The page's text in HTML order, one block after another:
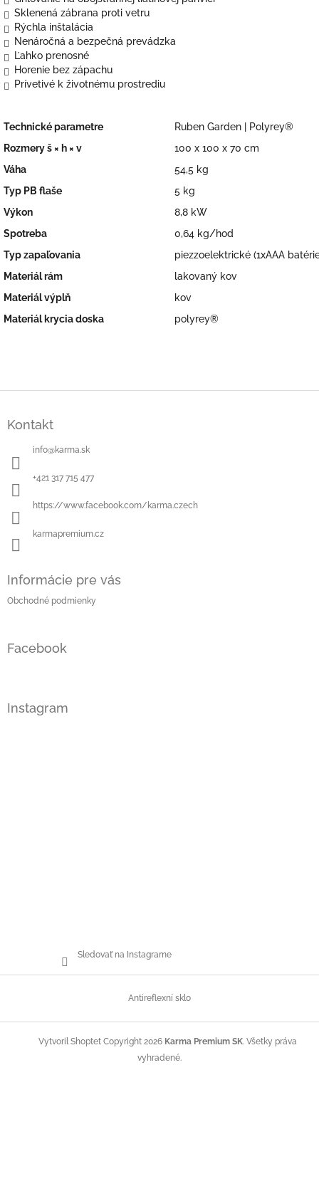
Sklenená zábrana proti vetru
Rýchla inštalácia
Nenáročná a bezpečná prevádzka
Ľahko prenosné
Horenie bez zápachu
Prívetivé k životnému prostrediu
Technické parametre
Ruben Garden | Polyrey®
Rozmery š × h × v
100 x 100 x 70 cm
Váha
54,5 kg
Typ PB flaše
5 kg
Výkon
8,8 kW
Spotreba
0,64 kg/hod
Typzapaľovania
piezzoelektrické (1xAAA
Materiál rám
lakovaný kov
Materiál výplň
kov
Materiál krycia doska
polyrey®
Kontakt
info@karma.sk
+421 317 715 477
https://www.facebook.com/karma.czech
karmapremium.cz
Informácie pre vás
Obchodné podmienky
Facebook
Instagram
Sledovať na Instagrame
Antireflexní sklo
Vytvoril Shoptet Copyright 2026 Karma Premium SK. Všetky práva
vyhradené.